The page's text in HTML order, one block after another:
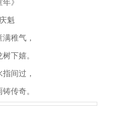
年》
魁
稚气，
下嬉。
间过，
传奇。